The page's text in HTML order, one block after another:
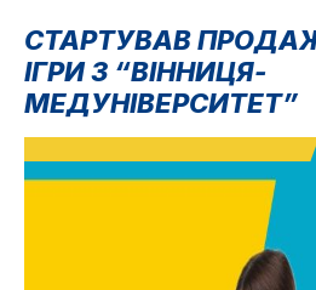
CТАРТУВАВ
ІГРИ З “ВІННИЦЯ-
МЕДУНІВЕРСИТЕТ”